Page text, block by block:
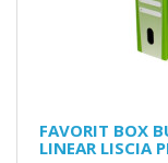
FAVORIT BOX
LINEAR LISCIA